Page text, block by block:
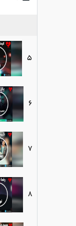
5
6
7
8